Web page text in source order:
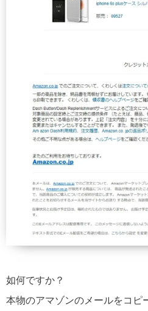
如何ですか？
本物のアマゾンのメールをコピ